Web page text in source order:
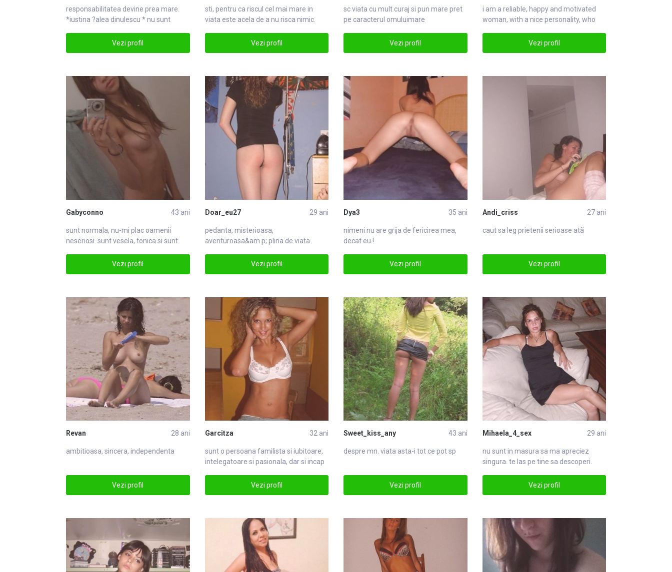
responsabilitatea devine prea mare.
*iustina ?alea dinulescu * nu sunt
Vezi profil
sti, pentru ca riscul cel mai mare in
viata este acela de a nu risca nimic.
Vezi profil
sc viata cu mult curaj si pun mare pret
pe caracterul omuluimare
Vezi profil
i am a reliable, happy and motivated
woman, with a nice personality, who
Vezi profil
Gabyconno 43 ani
sunt normala, nu-mi plac oamenii
neseriosi. sunt vesela, tonica si sunt
Vezi profil
Doar_eu27 29 ani
pedanta, misterioasa,
aventuroasa&am p; plina de viata
Vezi profil
Dya3 35 ani
nimeni nu are grija de fericirea mea,
decat eu !
Vezi profil
Andi_criss 27 ani
caut sa leg prietenii serioase atã
Vezi profil
Revan 28 ani
ambitioasa, sincera, independenta
Vezi profil
Garcitza 32 ani
sunt o persoana familista si iubitoare,
intelegatoare si pasionala, dar si incap
Vezi profil
Sweet_kiss_any 43 ani
despre mn. viata asta-i tot ce pot sp
Vezi profil
Mihaela_4_sex 29 ani
nu sunt in masura sa ma apreciez
singura. te las pe tine sa descoperi.
Vezi profil